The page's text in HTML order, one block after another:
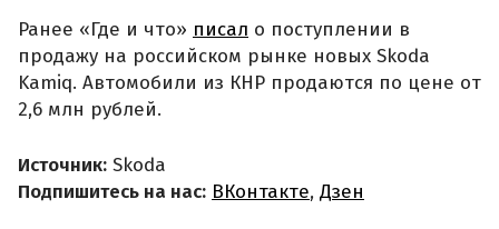
Ранее «Где и что» писал о поступлении в
продажу на российском рынке новых Skoda
Kamiq. Автомобили из КНР продаются по цене от
2,6 млн рублей.
Источник: Skoda
Подпишитесь на нас: ВКонтакте, Дзен